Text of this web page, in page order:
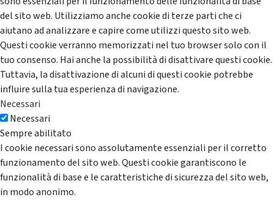
del sito web. Utilizziamo anche cookie di terze parti che ci
aiutano ad analizzare e capire come utilizzi questo sito web.
Questi cookie verranno memorizzati nel tuo browser solo con il
tuo consenso. Hai anche la possibilità di disattivare questi cookie.
Tuttavia, la disattivazione di alcuni di questi cookie potrebbe
influire sulla tua esperienza di navigazione.
Necessari
Necessari
Sempre abilitato
I cookie necessari sono assolutamente essenziali per il corretto
funzionamento del sito web. Questi cookie garantiscono le
funzionalità di base e le caratteristiche di sicurezza del sito web,
in modo anonimo.